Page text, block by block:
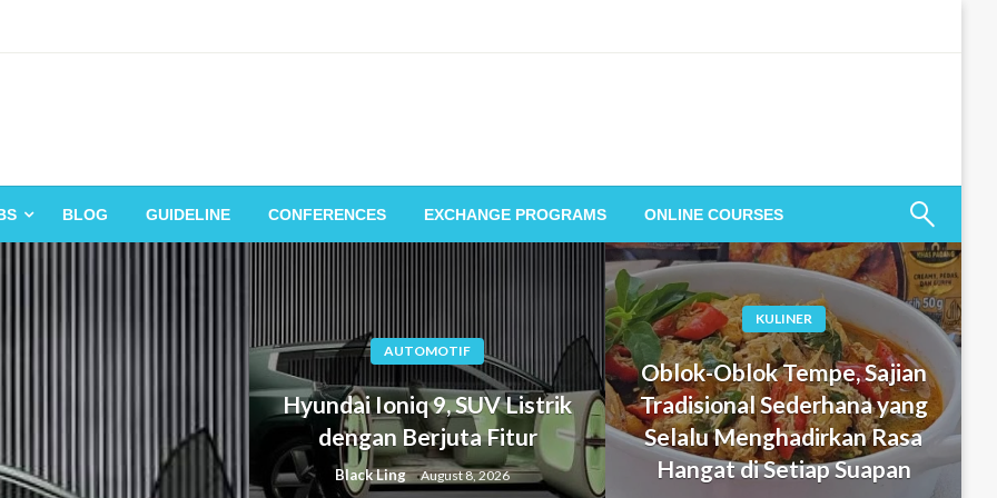
BLOG GUIDELINE CONFERENCES EXCHANGE PROGRAMS ONLINE COURSES
AUTOMOTIF
Hyundai Ioniq 9, SUV Listrik
dengan Berjuta Fitur
Black Ling August 8, 2026
KULINER
Oblok-Oblok Tempe, Sajian
Tradisional Sederhana yang
Selalu Menghadirkan Rasa
Hangat di Setiap Suapan